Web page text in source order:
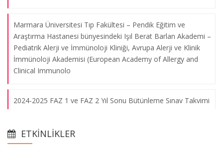
Marmara Üniversitesi Tıp Fakültesi – Pendik Eğitim ve
Araştırma Hastanesi bünyesindeki Işıl Berat Barlan Akademi –
Pediatrik Alerji ve İmmünoloji Kliniği, Avrupa Alerji ve Klinik
İmmünoloji Akademisi (European Academy of Allergy and
Clinical Immunolo
2024-2025 FAZ 1 ve FAZ 2 Yıl Sonu Bütünleme Sınav Takvimi
Prof. Dr. Safa Barış'ın Hürriyet Gazetesi Röportajı
ETKINLIKLER
Marmara Üniversitesi Tıp Fakültesi III. Uluslararası Onkoloji ve
Cerrahi Günleri 2018
04.05.2018
The Işıl Barlan Symposium on Primary Immune Deficiency in
20.04.2018